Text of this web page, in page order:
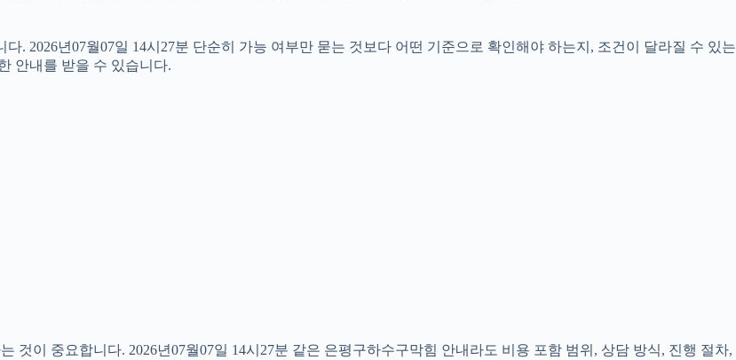
. 2026년07월07일 14시27분 단순히 가능 여부만 묻는 것보다 어떤 기준으로 확인해야 하는지, 조건이 달라질 수 있는
안내를 받을 수 있습니다.
것이 중요합니다. 2026년07월07일 14시27분 같은 은평구하수구막힘 안내라도 비용 포함 범위, 상담 방식, 진행 절차,